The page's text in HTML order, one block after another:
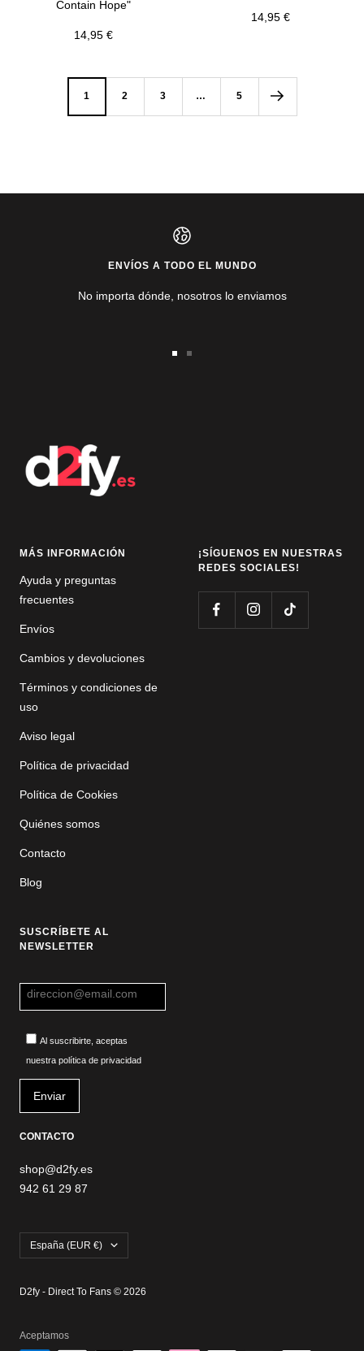
Contain Hope"
Precio
14,95 €
Precio
14,95 €
1 2 3 … 5
ENVÍOS A TODO EL MUNDO
No importa dónde, nosotros lo enviamos
MÁS INFORMACIÓN
Ayuda y preguntas
frecuentes
Envíos
Cambios y devoluciones
Términos y condiciones de
uso
Aviso legal
Política de privacidad
Política de Cookies
Quiénes somos
Contacto
Blog
¡SÍGUENOS EN NUESTRAS
REDES SOCIALES!
SUSCRÍBETE AL
NEWSLETTER
Al suscribirte, aceptas
nuestra política de privacidad
CONTACTO
shop@d2fy.es
942 61 29 87
País/región
España (EUR €)
D2fy - Direct To Fans © 2026
Aceptamos